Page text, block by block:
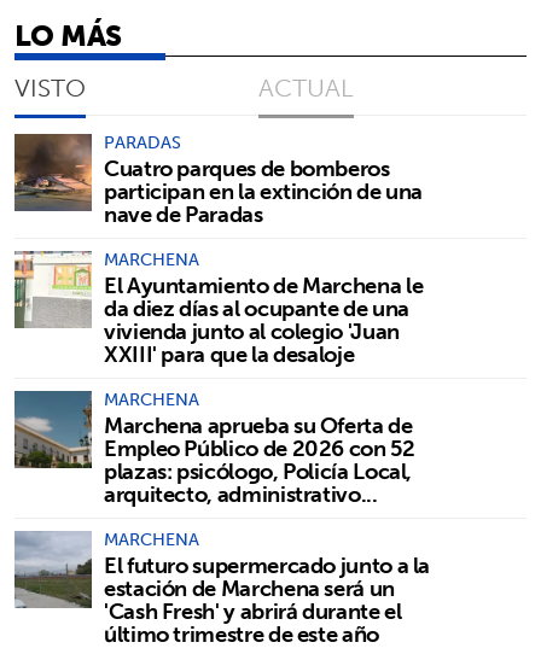
LO MÁS
VISTO ACTUAL
PARADAS
Cuatro parques de bomberos
participan en la extinción de una
nave de Paradas
MARCHENA
El Ayuntamiento de Marchena le
da diez días al ocupante de una
vivienda junto al colegio 'Juan
XXIII' para que la desaloje
MARCHENA
Marchena aprueba su Oferta de
Empleo Público de 2026 con 52
plazas: psicólogo, Policía Local,
arquitecto, administrativo...
MARCHENA
El futuro supermercado junto a la
estación de Marchena será un
'Cash Fresh' y abrirá durante el
último trimestre de este año